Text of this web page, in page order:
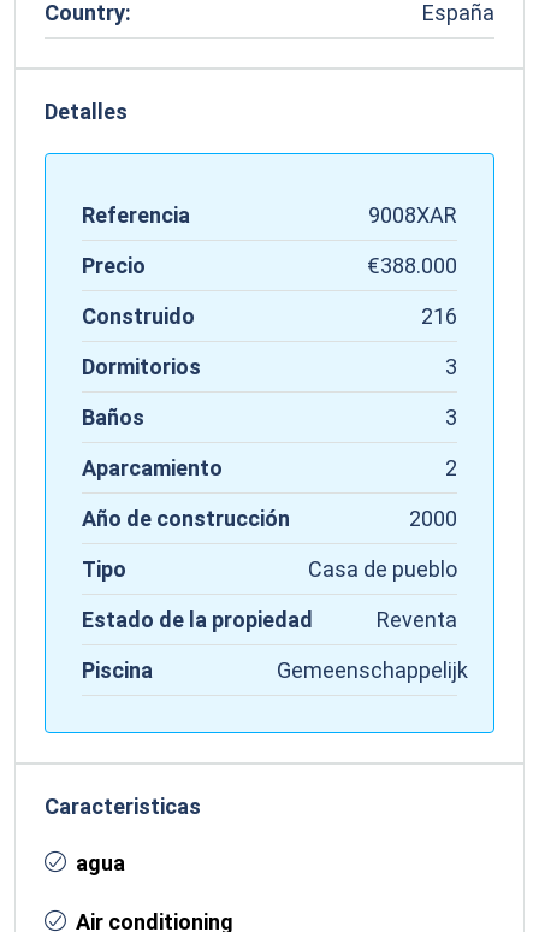
Country:
España
Detalles
Referencia
9008XAR
Precio
€388.000
Construido
216
Dormitorios
3
Baños
3
Aparcamiento
2
Año de construcción
2000
Tipo
Casa de pueblo
Estado de la propiedad
Reventa
Piscina
Gemeenschappelijk
Caracteristicas
agua
Air conditioning